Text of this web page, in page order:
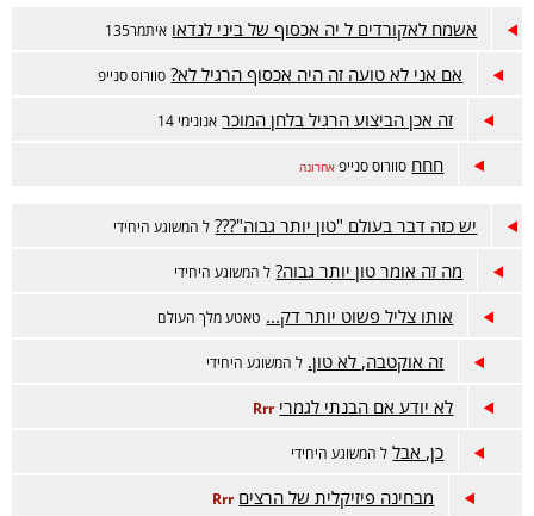
אשמח לאקורדים ל יה אכסוף של ביני לנדאו איתמר135
אם אני לא טועה זה היה אכסוף הרגיל לא? סוורוס סנייפ
זה אכן הביצוע הרגיל בלחן המוכר אנונימי 14
חחח סוורוס סנייפ אחרונה
יש כזה דבר בעולם "טון יותר גבוה"??? ל המשוגע היחידי
מה זה אומר טון יותר גבוה? ל המשוגע היחידי
אותו צליל פשוט יותר דק... טאטע מלך העולם
זה אוקטבה, לא טון. ל המשוגע היחידי
לא יודע אם הבנתי לגמרי Rrr
כן, אבל ל המשוגע היחידי
מבחינה פיזיקלית של הרצים Rrr